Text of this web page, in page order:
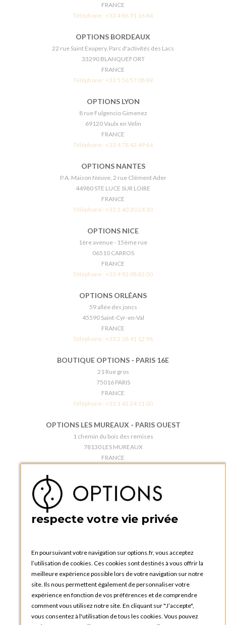
FRANCE
Téléphone : +33 4 86 91 16 64
OPTIONS BORDEAUX
22 rue Saint Exupery, Parc d'activités des Lacs
33290 BLANQUEFORT
FRANCE
Téléphone : +33 5 56 57 08 89
OPTIONS LYON
8 rue Fulgencio Gimenez
69120 Vaulx en Velin
FRANCE
Téléphone : +33 4 78 42 49 64
OPTIONS NANTES
P.A. Maison Neuve, 2 rue Clément Ader
44980 STE LUCE SUR LOIRE
FRANCE
Téléphone : +33 2 40 30 24 30
OPTIONS NICE
1ère avenue - 15ème rue
06510 CARROS
FRANCE
Téléphone : +33 4 92 08 83 00
OPTIONS ORLÉANS
59 allée des joncs
45590 Saint-Cyr-en-Val
FRANCE
Téléphone : +33 2 38 41 12 96
BOUTIQUE OPTIONS - PARIS 16E
21 Rue gros
75016 PARIS
FRANCE
Téléphone : +33 1 42 24 11 00
OPTIONS LES MUREAUX - PARIS OUEST
1 chemin du bois des remises
78130 LES MUREAUX
FRANCE
BOUTIQUE OPTIONS - PARIS 5E
5 quai de la tournelle
FRANCE
OPTIONS ROUEN
Rue du Clos Tellier
76800 Saint-Etienne-du-Rouvray
FRANCE
Téléphone :+33 2 35 08 38 53
OPTIONS TOULOUSE
respecte votre vie privée
En poursuivant votre navigation sur options.fr, vous acceptez
l’utilisation de cookies. Ces cookies sont destinés à vous offrir la
meilleure expérience possible lors de votre navigation sur notre
site. Ils nous permettent également de personnaliser votre
expérience en fonction de vos préférences et de comprendre
comment vous utilisez notre site. En cliquant sur "J’accepte",
vous consentez à l'utilisation de tous les cookies. Vous pouvez